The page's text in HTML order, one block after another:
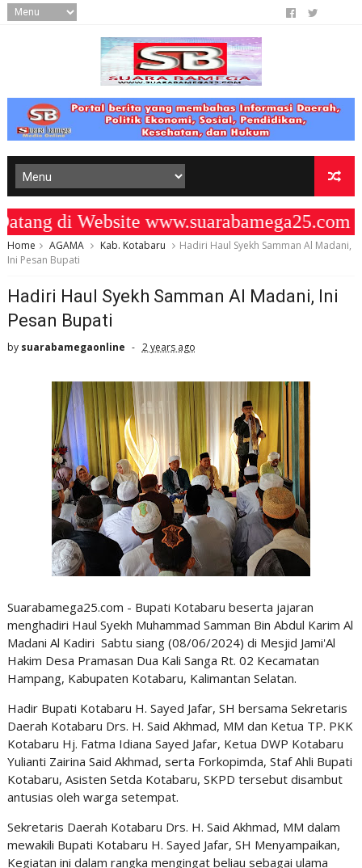
di Website www.suarabamega25.com "
Home AGAMA Kab. Kotabaru
Hadiri Haul Syekh Samman Al Madani,
Ini Pesan Bupati
Hadiri Haul Syekh Samman Al Madani, Ini
Pesan Bupati
by suarabamegaonline 2 years ago
Suarabamega25.com - Bupati Kotabaru beserta jajaran
menghadiri Haul Syekh Muhammad Samman Bin Abdul Karim Al
Madani Al Kadiri Sabtu siang (08/06/2024) di Mesjid Jami'Al
Hakim Desa Pramasan Dua Kali Sanga Rt. 02 Kecamatan
Hampang, Kabupaten Kotabaru, Kalimantan Selatan.
Hadir Bupati Kotabaru H. Sayed Jafar, SH bersama Sekretaris
Daerah Kotabaru Drs. H. Said Akhmad, MM dan Ketua TP. PKK
Kotabaru Hj. Fatma Idiana Sayed Jafar, Ketua DWP Kotabaru
Yulianti Zairina Said Akhmad, serta Forkopimda, Staf Ahli Bupati
Kotabaru, Asisten Setda Kotabaru, SKPD tersebut disambut
antusias oleh warga setempat.
Sekretaris Daerah Kotabaru Drs. H. Said Akhmad, MM dalam
mewakili Bupati Kotabaru H. Sayed Jafar, SH Menyampaikan,
Kegiatan ini dalam rangka mengingat beliau sebagai ulama